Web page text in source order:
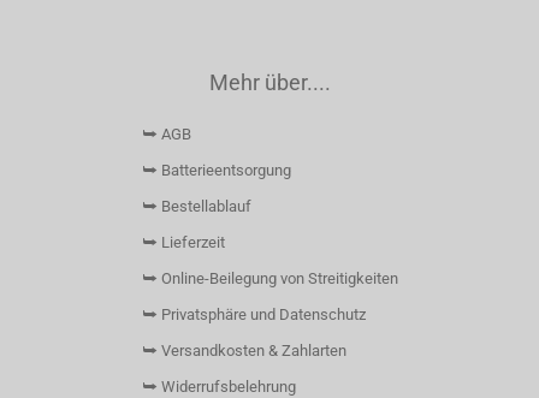
Mehr über....
⮩ AGB
⮩ Batterieentsorgung
⮩ Bestellablauf
⮩ Lieferzeit
⮩ Online-Beilegung von Streitigkeiten
⮩ Privatsphäre und Datenschutz
⮩ Versandkosten & Zahlarten
⮩ Widerrufsbelehrung